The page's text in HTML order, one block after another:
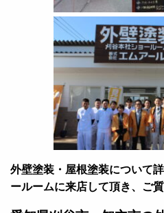
外壁塗装・屋根塗装について
ールームに来店して頂き、ご